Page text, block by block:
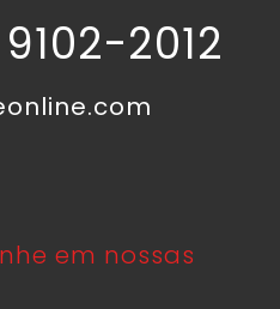
2012
em nossas